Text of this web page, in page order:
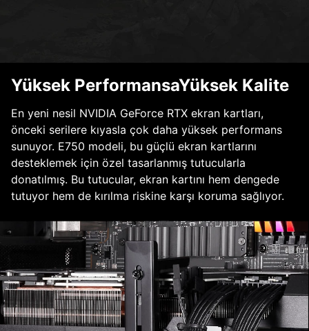
Yüksek PerformansaYüksek Kalite
En yeni nesil NVIDIA GeForce RTX ekran kartları,
önceki serilere kıyasla çok daha yüksek performans
sunuyor. E750 modeli, bu güçlü ekran kartlarını
desteklemek için özel tasarlanmış tutucularla
donatılmış. Bu tutucular, ekran kartını hem dengede
tutuyor hem de kırılma riskine karşı koruma sağlıyor.